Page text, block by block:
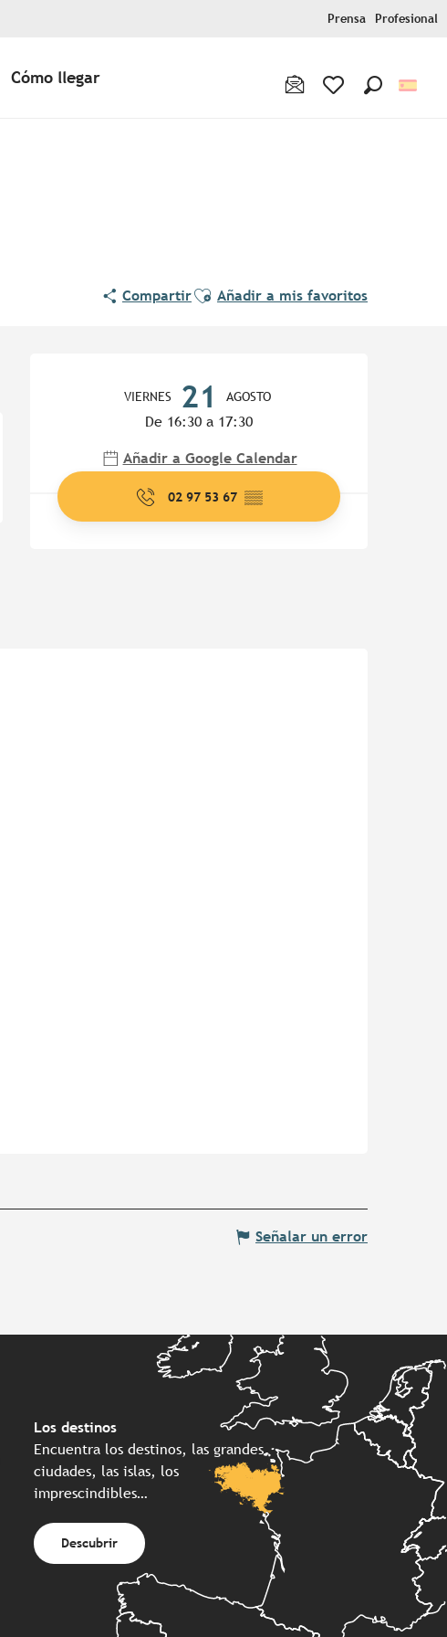
Prensa Profesional
Cómo llegar
CompartirAjouter aux favoris
Añadir a mis favoritos
VIERNES 21 AGOSTO
De 16:30 a 17:30
Añadir a Google Calendar
02 97 53 67 ▒▒
Señalar un error
Los destinos
Encuentra los destinos, las grandes
ciudades, las islas, los
imprescindibles…
Descubrir